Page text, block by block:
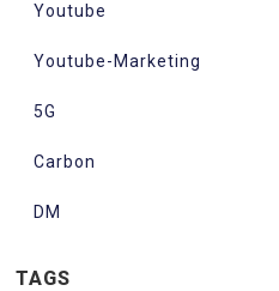
Youtube
Youtube-Marketing
5G
Carbon
DM
TAGS